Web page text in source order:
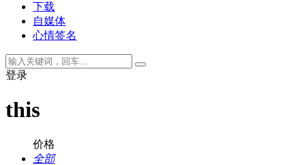
下载
自媒体
心情签名
登录
this
价格
全部